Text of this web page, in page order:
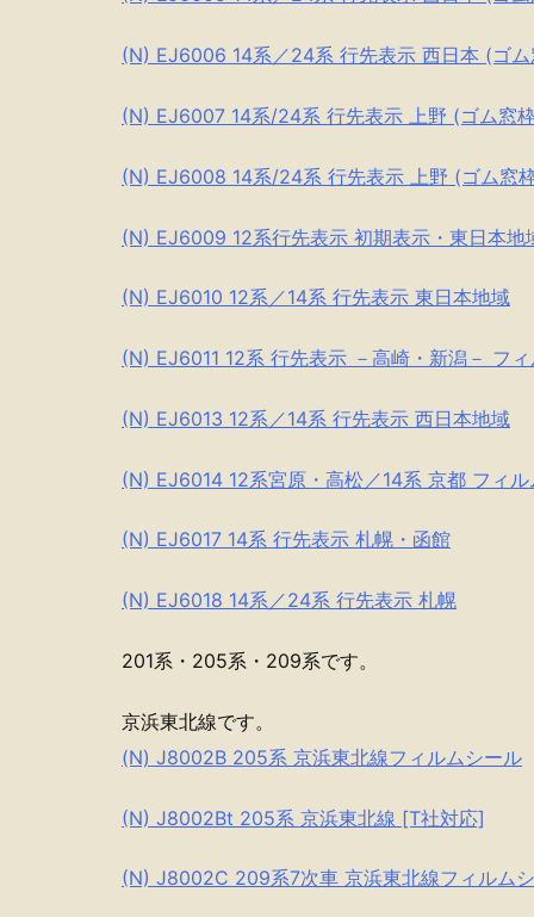
(N) EJ6006 14系／24系 行先表示 西日本 (ゴム
(N) EJ6007 14系/24系 行先表示 上野 (ゴム窓
(N) EJ6008 14系/24系 行先表示 上野 (ゴム窓
(N) EJ6009 12系行先表示 初期表示・東日本地
(N) EJ6010 12系／14系 行先表示 東日本地域
(N) EJ6011 12系 行先表示 －高崎・新潟－ フ
(N) EJ6013 12系／14系 行先表示 西日本地域
(N) EJ6014 12系宮原・高松／14系 京都 フィ
(N) EJ6017 14系 行先表示 札幌・函館
(N) EJ6018 14系／24系 行先表示 札幌
201系・205系・209系です。
京浜東北線です。
(N) J8002B 205系 京浜東北線フィルムシール
(N) J8002Bt 205系 京浜東北線 [T社対応]
(N) J8002C 209系7次車 京浜東北線フィルム